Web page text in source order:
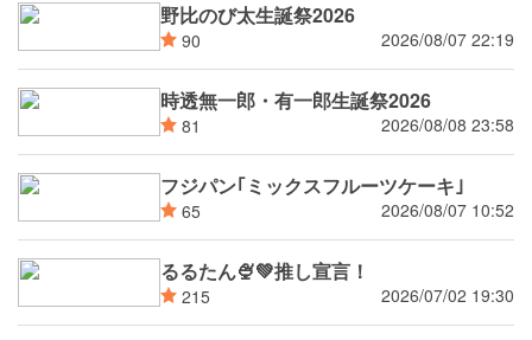
野比のび太生誕祭2026
90 2026/08/07 22:19
時透無一郎・有一郎生誕祭2026
81 2026/08/08 23:58
フジパン｢ミックスフルーツケーキ｣
65 2026/08/07 10:52
るるたん🍨‪💚推し宣言！
215 2026/07/02 19:30